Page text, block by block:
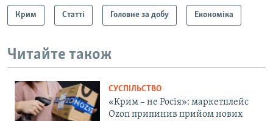
Крим Статті Головне за добу Економіка
Читайте також
СУСПІЛЬСТВО
«Крим – не Росія»: маркетплейс
Ozon припинив прийом нових